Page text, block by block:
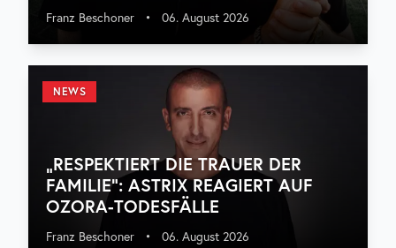
Franz Beschoner • 06. August 2026
NEWS
„RESPEKTIERT DIE TRAUER DER
FAMILIE“: ASTRIX REAGIERT AUF
OZORA-TODESFÄLLE
Franz Beschoner • 06. August 2026